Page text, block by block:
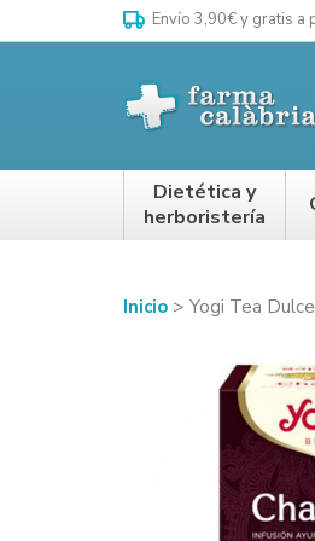
Envío 3,90€ y gratis a
Dietética y
herboristería
Inicio Yogi Tea